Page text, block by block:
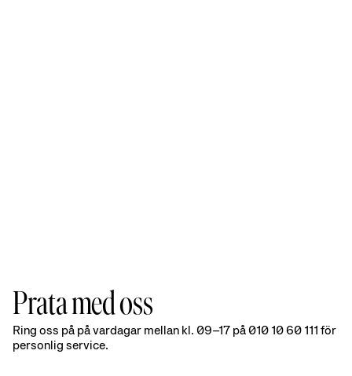
Prata
Prata med oss
Ring oss på på vardagar mellan kl. 09–17 på 010 10 60 111 för
personlig service.